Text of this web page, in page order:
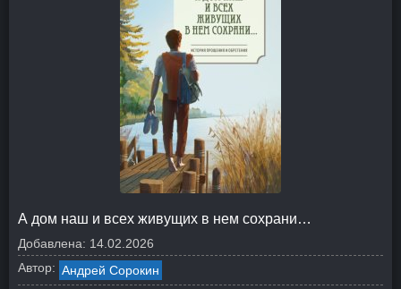
А дом наш и всех живущих в нем сохрани…
Добавлена: 14.02.2026
Автор: Андрей Сорокин